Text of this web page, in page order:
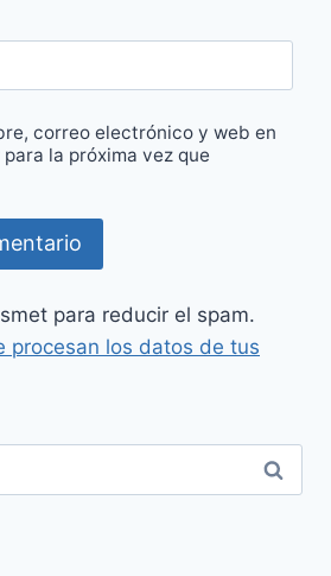
correo electrónico y web en
la próxima vez que
para reducir el spam.
procesan los datos de tus